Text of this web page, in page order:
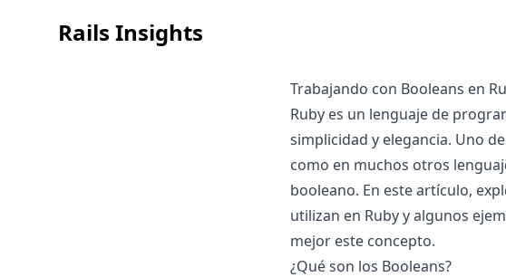
Rails Insights
Trabajando con Booleans en
Ruby es un lenguaje de
simplicidad y elegancia. Uno
como en muchos otros
booleano. En este artículo,
utilizan en Ruby y algunos
mejor este concepto.
¿Qué son los Booleans?